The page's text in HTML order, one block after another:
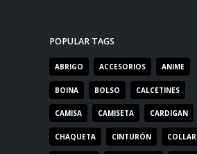
POPULAR TAGS
ABRIGO ACCESORIOS ANIME
BOINA BOLSO CALCETINES
CAMISA CAMISETA CARDIGAN
CHAQUETA CINTURÓN COLLAR